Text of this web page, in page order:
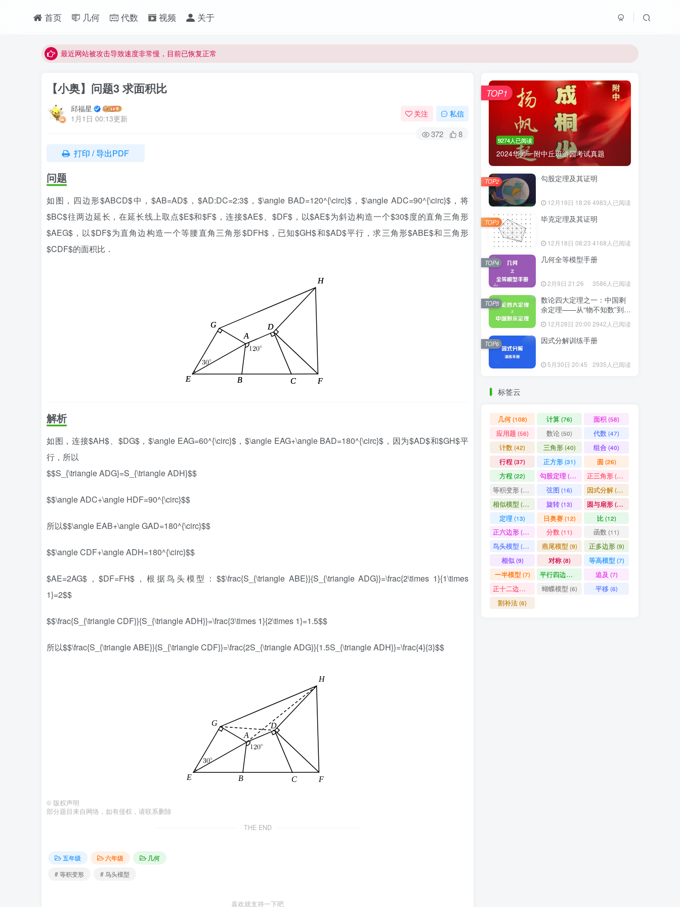
首页 几何 代数 视频 关于
视频无法观看的微信发消息给邱老师重置即可
最近网站被攻击导致速度非常慢，目前已恢复正常
【小奥】问题3 求面积比
邱福星
1月1日 00:13更新
关注 私信
372 8
打印 / 导出PDF
问题
如图，四边形$ABCD$中，$AB=AD$，$AD:DC=2:3$，$\angle BAD=120^{\circ}$，$\angle ADC=90^{\circ}$，将
$BC$往两边延长，在延长线上取点$E$和$F$，连接$AE$、$DF$，以$AE$为斜边构造一个$30$度的直角三角形
$AEG$，以$DF$为直角边构造一个等腰直角三角形$DFH$，已知$GH$和$AD$平行，求三角形$ABE$和三角形
$CDF$的面积比．
解析
如图，连接$AH$、$DG$，$\angle EAG=60^{\circ}$，$\angle EAG+\angle BAD=180^{\circ}$，因为$AD$和$GH$平
行，所以
$$S_{\triangle ADG}=S_{\triangle ADH}$$
$$\angle ADC+\angle HDF=90^{\circ}$$
所以$$\angle EAB+\angle GAD=180^{\circ}$$
$$\angle CDF+\angle ADH=180^{\circ}$$
$AE=2AG$，$DF=FH$，根据鸟头模型：$$\frac{S_{\triangle ABE}}{S_{\triangle ADG}}=\frac{2\times 1}{1\times
1}=2$$
$$\frac{S_{\triangle CDF}}{S_{\triangle ADH}}=\frac{3\times 1}{2\times 1}=1.5$$
所以$$\frac{S_{\triangle ABE}}{S_{\triangle CDF}}=\frac{2S_{\triangle ADG}}{1.5S_{\triangle ADH}}=\frac{4}{3}$$
© 版权声明
部分题目来自网络，如有侵权，请联系删除
THE END
五年级 六年级
几何
# 等积变形
# 鸟头模型
喜欢就支持一下吧
9274人已阅读
2024华师一附中丘班游园考试真题
TOP1
勾股定理及其证明
12月19日 18:26 4983人已阅读
TOP2
毕克定理及其证明
12月18日 08:23 4168人已阅读
TOP3
几何全等模型手册
2月9日 21:26 3586人已阅读
TOP4
数论四大定理之一：中国剩
余定理——从“物不知数”到现
代代数
12月28日 20:00 2942人已阅读
TOP5
因式分解训练手册
5月30日 20:45 2935人已阅读
TOP6
标签云
几何(108) 计算(76) 面积 (58)
应用题 (56) 数论(50) 代数(47)
计数(42) 三角形(40) 组合(40)
行程 (37) 正方形(31) 圆 (26)
方程 (22) 勾股定理 (19) 正三角形(19)
等积变形(18) 弦图 (16) 因式分解(15)
相似模型 (14) 旋转(13) 圆与扇形(13)
定理 (13) 日奥赛(12) 比(12)
正六边形(11) 分数(11) 函数(11)
鸟头模型 (10) 燕尾模型 (9) 正多边形(9)
相似 (9) 对称(8) 等高模型 (7)
一半模型 (7) 平行四边形 追及 (7)
正十二边形 蝴蝶模型 (6) 平移(6)
割补法(6)